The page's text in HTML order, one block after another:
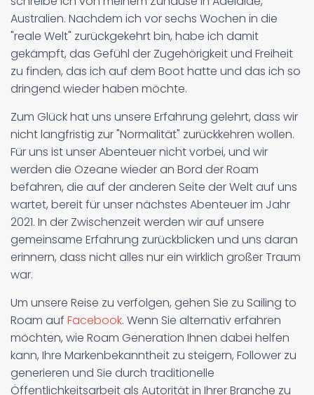
Australien. Nachdem ich vor sechs Wochen in die
"reale Welt" zurückgekehrt bin, habe ich damit
gekämpft, das Gefühl der Zugehörigkeit und Freiheit
zu finden, das ich auf dem Boot hatte und das ich so
dringend wieder haben möchte.
Zum Glück hat uns unsere Erfahrung gelehrt, dass wir
nicht langfristig zur "Normalität" zurückkehren wollen.
Für uns ist unser Abenteuer nicht vorbei, und wir
werden die Ozeane wieder an Bord der Roam
befahren, die auf der anderen Seite der Welt auf uns
wartet, bereit für unser nächstes Abenteuer im Jahr
2021. In der Zwischenzeit werden wir auf unsere
gemeinsame Erfahrung zurückblicken und uns daran
erinnern, dass nicht alles nur ein wirklich großer Traum
war.
Um unsere Reise zu verfolgen, gehen Sie zu Sailing to
Roam auf Facebook. Wenn Sie alternativ erfahren
möchten, wie Roam Generation Ihnen dabei helfen
kann, Ihre Markenbekanntheit zu steigern, Follower zu
generieren und Sie durch traditionelle
Öffentlichkeitsarbeit als Autorität in Ihrer Branche zu